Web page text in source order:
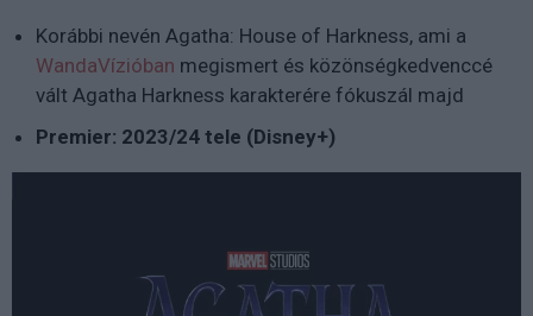
Korábbi nevén Agatha: House of Harkness, ami a
WandaVízióban megismert és közönségkedvenccé
vált Agatha Harkness karakterére fókuszál majd
Premier: 2023/24 tele (Disney+)